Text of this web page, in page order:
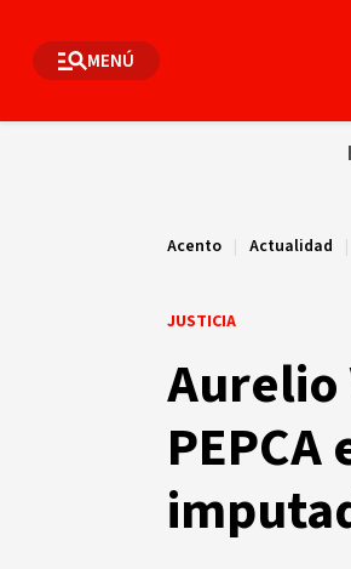
MENÚ
Acento | Actualidad |
JUSTICIA
Aurelio